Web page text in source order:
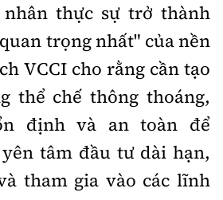
thực sự trở thành
trọng nhất" của nền
VCCI cho rằng cần tạo
thể chế thông thoáng,
định và an toàn để
tâm đầu tư dài hạn,
tham gia vào các lĩnh